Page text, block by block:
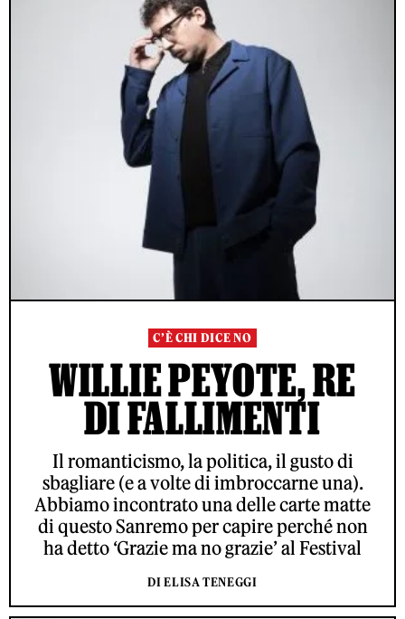
C’È CHI DICE NO
WILLIE PEYOTE, RE
DI FALLIMENTI
Il romanticismo, la politica, il gusto di
sbagliare (e a volte di imbroccarne una).
Abbiamo incontrato una delle carte matte
di questo Sanremo per capire perché non
ha detto ‘Grazie ma no grazie’ al Festival
DI ELISA TENEGGI